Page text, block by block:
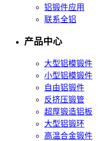
铝锻件应用
联系全铝
产品中心
大型铝模锻件
小型铝模锻件
自由铝锻件
反挤压锻管
超厚锻造铝板
大型铝锻环
高温合金锻件